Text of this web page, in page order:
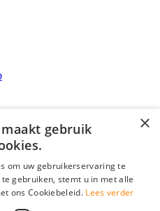
×
gebruik
om uw gebruikerservaring te
gebruiken, stemt u in met alle
ons Cookiebeleid. Lees verder